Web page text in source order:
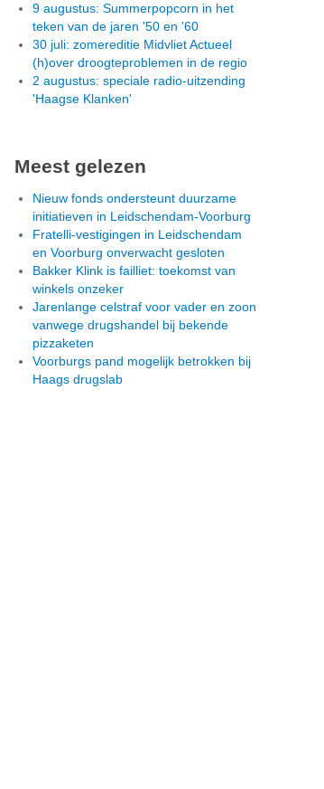
9 augustus: Summerpopcorn in het
teken van de jaren '50 en '60
30 juli: zomereditie Midvliet Actueel
(h)over droogteproblemen in de regio
2 augustus: speciale radio-uitzending
'Haagse Klanken'
Meest gelezen
Nieuw fonds ondersteunt duurzame
initiatieven in Leidschendam-Voorburg
Fratelli-vestigingen in Leidschendam
en Voorburg onverwacht gesloten
Bakker Klink is failliet: toekomst van
winkels onzeker
Jarenlange celstraf voor vader en zoon
vanwege drugshandel bij bekende
pizzaketen
Voorburgs pand mogelijk betrokken bij
Haags drugslab